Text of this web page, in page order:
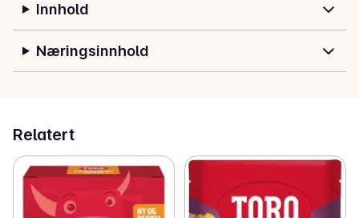
Innhold
Næringsinnhold
Relatert